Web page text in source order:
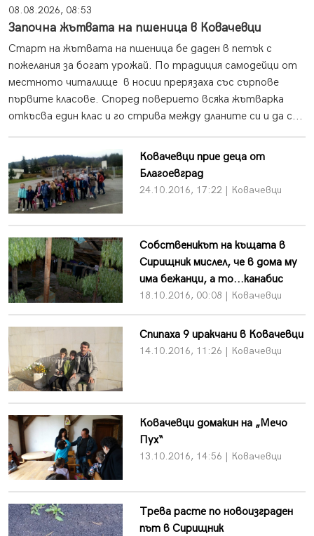
08.08.2026, 08:53
Започна жътвата на пшеница в Ковачевци
Старт на жътвата на пшеница бе даден в петък с
пожелания за богат урожай. По традиция самодейци от
местното читалище в носии прерязаха със сърпове
първите класове. Според поверието всяка жътварка
откъсва един клас и го стрива между дланите си и да с...
Ковачевци прие деца от
Благоевград
24.10.2016, 17:22 | Ковачевци
Собственикът на къщата в
Сирищник мислел, че в дома му
има бежанци, а то...канабис
18.10.2016, 00:08 | Ковачевци
Спипаха 9 иракчани в Ковачевци
14.10.2016, 11:26 | Ковачевци
Ковачевци домакин на „Мечо
Пух“
13.10.2016, 14:56 | Ковачевци
Трева расте по новоизграден
път в Сирищник